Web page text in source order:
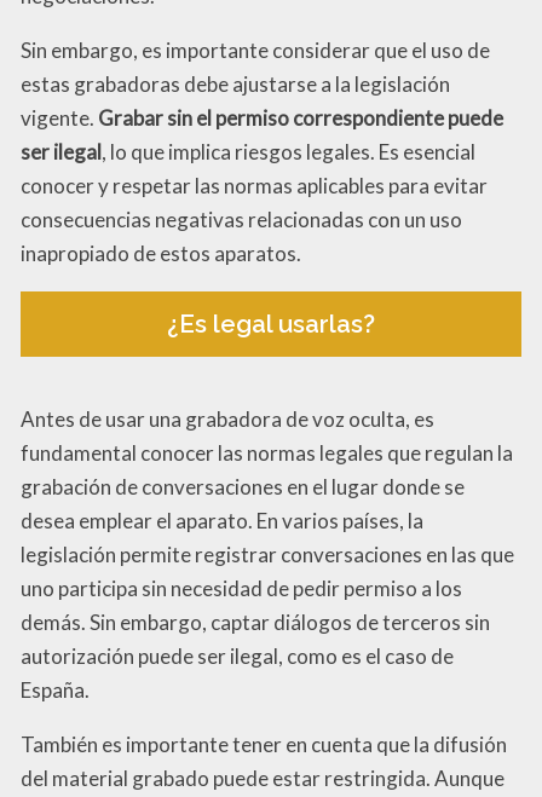
Sin embargo, es importante considerar que el uso de
estas grabadoras debe ajustarse a la legislación
vigente. Grabar sin el permiso correspondiente puede
ser ilegal, lo que implica riesgos legales. Es esencial
conocer y respetar las normas aplicables para evitar
consecuencias negativas relacionadas con un uso
inapropiado de estos aparatos.
¿Es legal usarlas?
Antes de usar una grabadora de voz oculta, es
fundamental conocer las normas legales que regulan la
grabación de conversaciones en el lugar donde se
desea emplear el aparato. En varios países, la
legislación permite registrar conversaciones en las que
uno participa sin necesidad de pedir permiso a los
demás. Sin embargo, captar diálogos de terceros sin
autorización puede ser ilegal, como es el caso de
España.
También es importante tener en cuenta que la difusión
del material grabado puede estar restringida. Aunque